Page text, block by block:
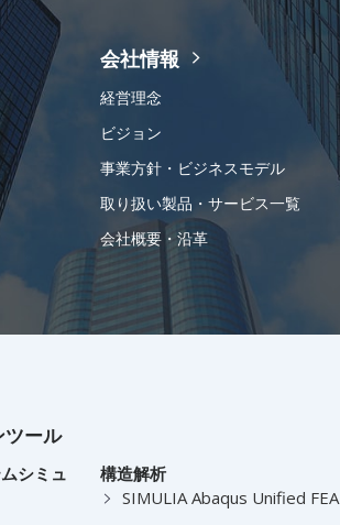
会社情報
経営理念
ビジョン
事業方針・ビジネスモデル
取り扱い製品・サービス一覧
会社概要・沿革
ツール
シミュ
構造解析
SIMULIA Abaqus Unified FEA